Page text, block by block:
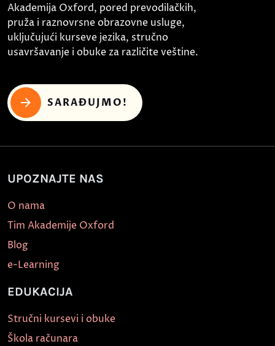
Akademija Oxford, pored prevodilačkih,
pruža i raznovrsne obrazovne usluge,
uključujući kurseve jezika, stručno
usavršavanje i obuke za različite veštine.
SARAĐUJMO!
UPOZNAJTE NAS
O nama
Tim Akademije Oxford
Blog
e-Learning
EDUKACIJA
Stručni kursevi i obuke
Škola računara